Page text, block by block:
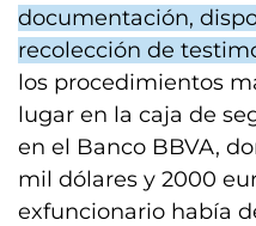
documentación,
recolección de
los procedimientos
lugar en la caja de
en el Banco BBVA,
mil dólares y 2000
exfuncionario había